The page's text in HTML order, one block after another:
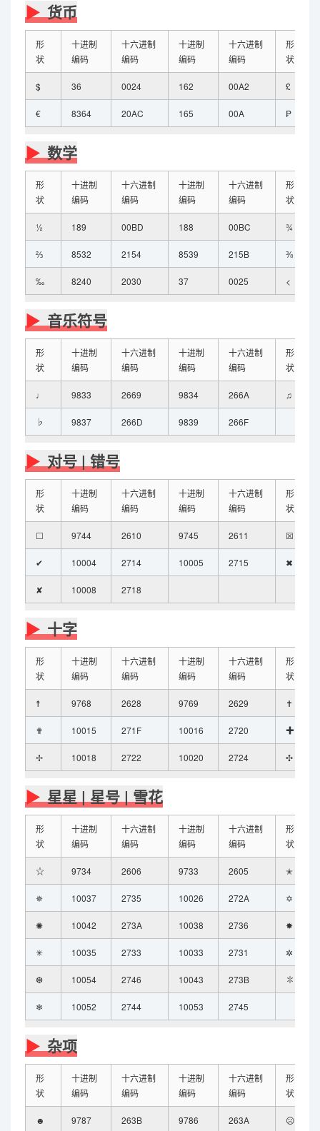
货币
形
状
十进制
编码
十六进制
编码
十进制
编码
十六进制
编码
形
状
$ 36 0024 162 00A2 £
€ 8364 20AC 165 00A ₱
数学
形
状
十进制
编码
十六进制
编码
十进制
编码
十六进制
编码
形
状
½ 189 00BD 188 00BC ¾
⅔ 8532 2154 8539 215B ⅜
‰ 8240 2030 37 0025 <
音乐符号
形
状
十进制
编码
十六进制
编码
十进制
编码
十六进制
编码
形
状
♩ 9833 2669 9834 266A ♫
♭ 9837 266D 9839 266F
对号 | 错号
形
状
十进制
编码
十六进制
编码
十进制
编码
十六进制
编码
形
状
☐ 9744 2610 9745 2611 ☒
✔ 10004 2714 10005 2715 ✖
✘ 10008 2718
十字
形
状
十进制
编码
十六进制
编码
十进制
编码
十六进制
编码
形
状
☨ 9768 2628 9769 2629 ✝
✟ 10015 271F 10016 2720 ✚
✢ 10018 2722 10020 2724 ✣
星星 | 星号 | 雪花
形
状
十进制
编码
十六进制
编码
十进制
编码
十六进制
编码
形
状
☆ 9734 2606 9733 2605 ✭
✵ 10037 2735 10026 272A ✡
✺ 10042 273A 10038 2736 ✸
✳ 10035 2733 10033 2731 ✲
❆ 10054 2746 10043 273B ✽
❄ 10052 2744 10053 2745
杂项
形
状
十进制
编码
十六进制
编码
十进制
编码
十六进制
编码
形
状
☻ 9787 263B 9786 263A ☹